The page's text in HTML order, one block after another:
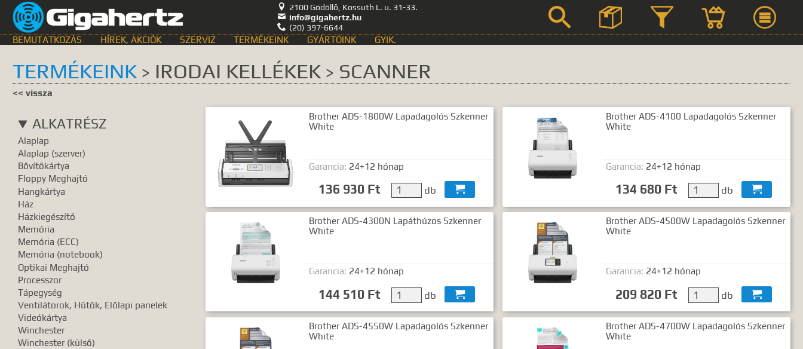
 2100 Gödöllő, Kossuth L. u. 31-33.
info@gigahertz.hu
 (20) 397-6644
BEMUTATKOZÁS HÍREK, AKCIÓK SZERVIZ TERMÉKEINK GYÁRTÓINK
GYIK.
KERESÉS HELYE
egyik sem Hírek, akciók
Szerviz
GyIK.
Termék kategóriák
Termék leírások
Gyártók
Dokumentumok
TALÁLATOK
Meg kell adnia legalább egy, minimum 3 betűs szót, vagy valamilyen speciális kifejezést.
Speciális kifejezések:
Kezdő rész szó:
Pontos egyezéshez mindkét esetben használhatja az idézőjeleket:
"szó1 szó2 szó..."
TERMÉKEINK > IRODAI KELLÉKEK > SCANNER
<< vissza
ALKATRÉSZ
Alaplap
Alaplap (szerver)
Bővítőkártya
Floppy Meghajtó
Hangkártya
Ház
Házkiegészítő
Memória
Memória (ECC)
Memória (notebook)
Optikai Meghajtó
Processzor
Tápegység
Ventilátorok, Hűtők, Előlapi panelek
Videókártya
Winchester
Winchester (külső)
Brother ADS-1800W Lapadagolós Szkenner
White
Garancia: 24+12 hónap
136 930 Ft db 
Brother ADS-4100 Lapadagolós Szkenner
White
Garancia: 24+12 hónap
134 680 Ft db 
Brother ADS-4300N Lapáthúzos Szkenner
White
Garancia: 24+12 hónap
144 510 Ft db 
Brother ADS-4500W Lapadagolós Szkenner
White
Garancia: 24+12 hónap
209 820 Ft db 
Brother ADS-4550W Lapadagolós Szkenner
White
Brother ADS-4700W Lapadagolós Szkenner
White